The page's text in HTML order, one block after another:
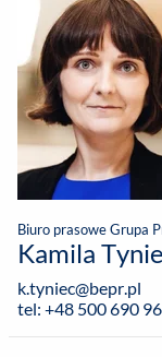
Biuro prasowe Grupa
Kamila
k.tyniec@bepr.pl
tel: +48 500 690